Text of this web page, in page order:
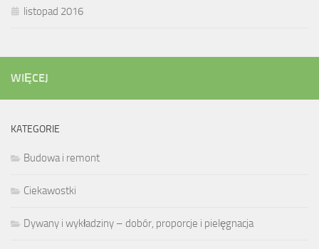
listopad 2016
WIĘCEJ
KATEGORIE
Budowa i remont
Ciekawostki
Dywany i wykładziny – dobór, proporcje i pielęgnacja